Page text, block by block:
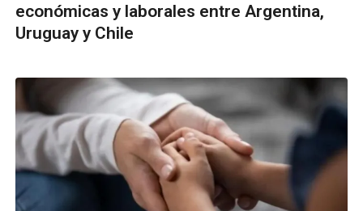
económicas y laborales entre Argentina,
Uruguay y Chile